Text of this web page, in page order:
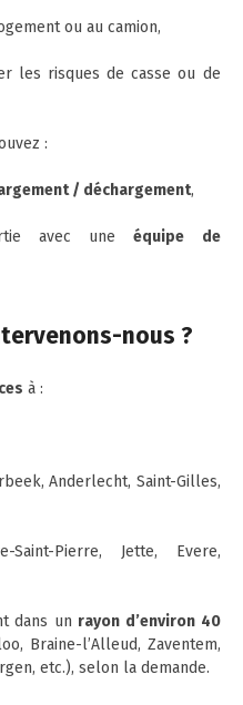
ou au camion,
les risques de casse ou de
:
/ déchargement,
avec uneéquipe de
nous ?
à :
Anderlecht, Saint-Gilles,
Saint-Pierre, Jette, Evere,
dans un rayon d’environ 40
Braine-l’Alleud, Zaventem,
etc.), selon la demande.